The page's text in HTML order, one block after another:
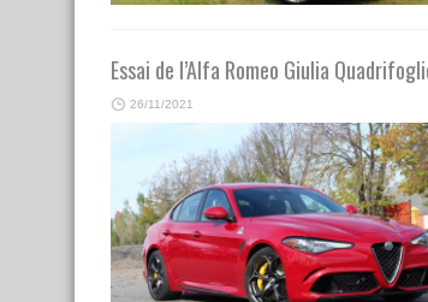
Essai de l’Alfa Romeo Giulia
26/11/2021